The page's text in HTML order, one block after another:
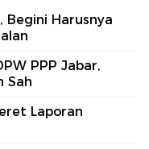
Begini Harusnya
PPP Jabar,
Sah
Laporan